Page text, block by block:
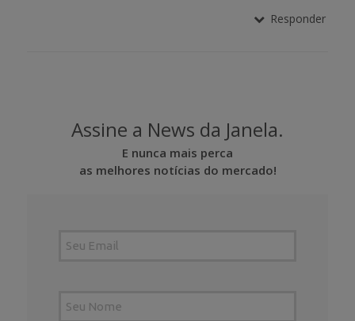
Responder
Assine a News da Janela.
E nunca mais perca
as melhores notícias do mercado!